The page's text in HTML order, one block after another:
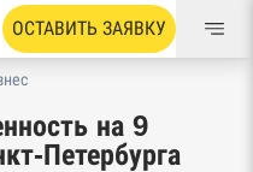
ОСТАВИТЬ ЗАЯВКУ
на 9
Петербурга